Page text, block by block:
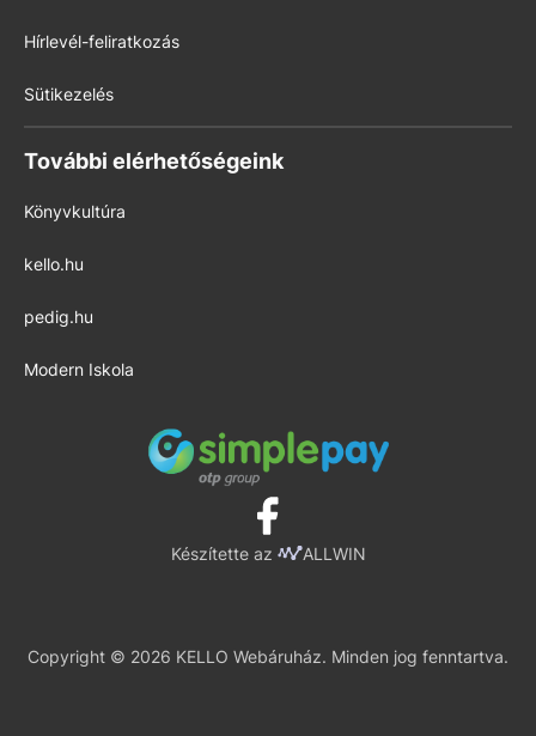
Hírlevél-feliratkozás
Sütikezelés
További elérhetőségeink
Könyvkultúra
kello.hu
pedig.hu
Modern Iskola
Készítette az ALLWIN
Copyright © 2026 KELLO Webáruház. Minden jog fenntartva.